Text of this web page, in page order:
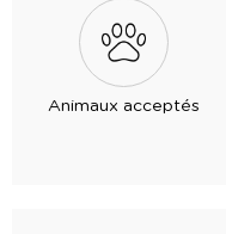
Animaux acceptés